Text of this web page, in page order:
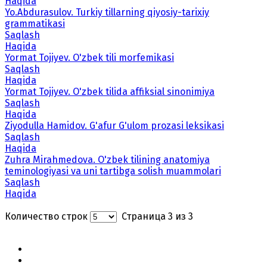
Yo.Abdurasulov. Turkiy tillarning qiyosiy-tarixiy
grammatikasi
Saqlash
Haqida
Yormat Tojiyev. O'zbek tili morfemikasi
Saqlash
Haqida
Yormat Tojiyev. O'zbek tilida affiksial sinonimiya
Saqlash
Haqida
Ziyodulla Hamidov. G'afur G'ulom prozasi leksikasi
Saqlash
Haqida
Zuhra Mirahmedova. O'zbek tilining anatomiya
teminologiyasi va uni tartibga solish muammolari
Saqlash
Haqida
Количество строк
Страница 3 из 3